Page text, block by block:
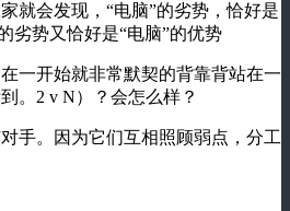
就会发现，“电脑”的劣势，恰好是
劣势又恰好是“电脑”的优势
一开始就非常默契的背靠背站在一
。2 v N）？会怎么样？
手。因为它们互相照顾弱点，分工